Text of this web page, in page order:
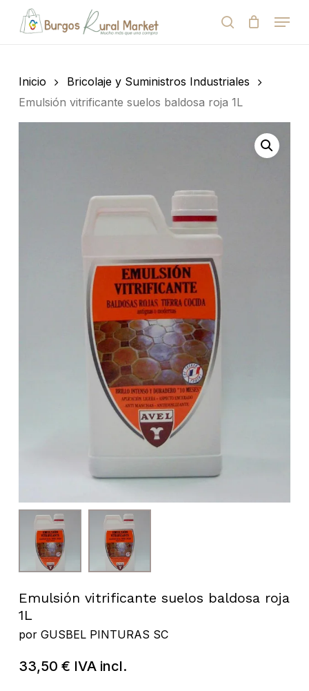
de
productos
search
Menu
Cart
Inicio
Bricolaje y Suministros Industriales
Emulsión vitrificante suelos baldosa roja 1L
Emulsión vitrificante suelos baldosa roja
1L
por GUSBEL PINTURAS SC
33,50 € IVA incl.